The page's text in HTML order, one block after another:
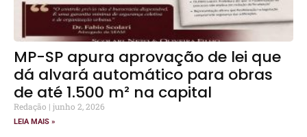
MP-SP apura aprovação de lei que
dá alvará automático para obras
de até 1.500 m² na capital
Redação junho 2, 2026
LEIA MAIS »